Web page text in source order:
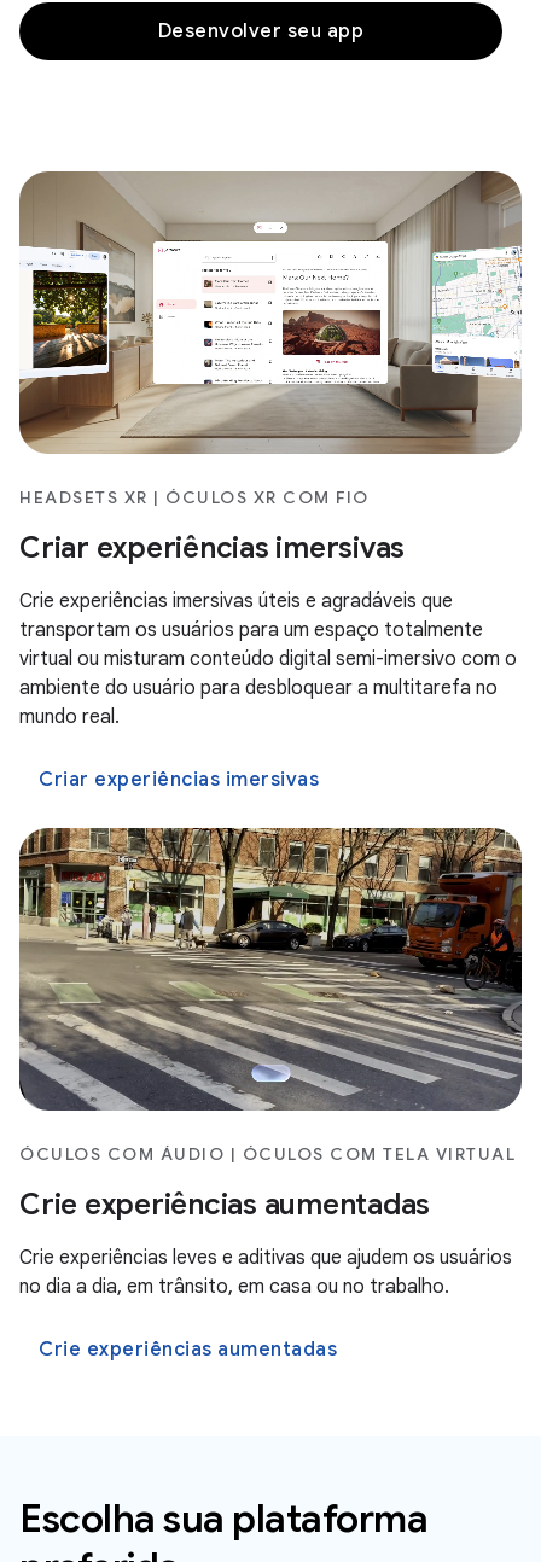
Desenvolver seu app
HEADSETS XR | ÓCULOS XR COM FIO
Criar experiências imersivas
Crie experiências imersivas úteis e agradáveis que
transportam os usuários para um espaço totalmente
virtual ou misturam conteúdo digital semi-imersivo com o
ambiente do usuário para desbloquear a multitarefa no
mundo real.
Criar experiências imersivas
ÓCULOS COM ÁUDIO | ÓCULOS COM TELA VIRTUAL
Crie experiências aumentadas
Crie experiências leves e aditivas que ajudem os usuários
no dia a dia, em trânsito, em casa ou no trabalho.
Crie experiências aumentadas
Escolha sua plataforma